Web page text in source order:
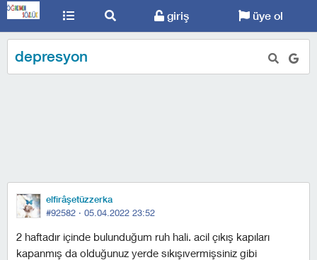
giriş üye ol
depresyon
elfirâşetüzzerka
#92582 · 05.04.2022 23:52
2 haftadır içinde bulunduğum ruh hali. acil çıkış kapıları
kapanmış da olduğunuz yerde sıkışıvermişsiniz gibi